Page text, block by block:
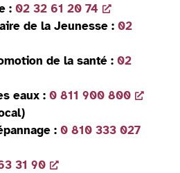
: 02 32 61 20 74
de la Jeunesse : 02
de la santé : 02
eaux : 0 811 900 800
: 0 810 333 027
31 90